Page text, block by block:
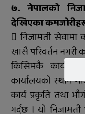
७. नेपालको
देखिएका
 निजामती सेवामा
खासै परिवर्तन नगरी
किसिमकै कार्य
कार्यालयको स्थान
कार्य प्रकृति तथा
गर्दछ । यो